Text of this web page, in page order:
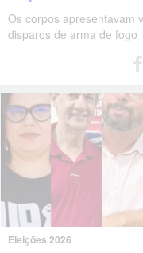
Os corpos apresentavam
disparos de arma de fogo
Eleições 2026